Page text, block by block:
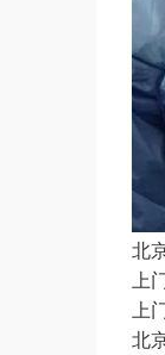
北
上
上
北